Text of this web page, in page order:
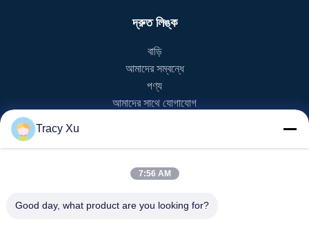
দ্রুত লিঙ্ক
বাড়ি
আমাদের সম্বন্ধে
পণ্য
আমাদের সাথে যোগাযোগ
ইভি গলফ কার্ট
LSV গল্ফ কার্ট
Tracy Xu
7:56 AM
Good day, what product are you looking for?